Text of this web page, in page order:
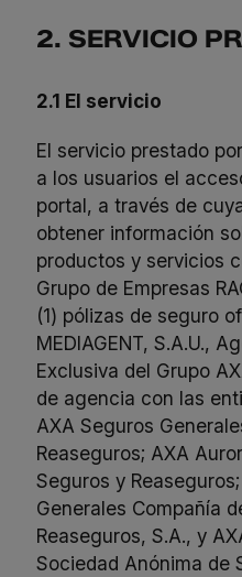
2. SERVICIO
2.1 El servicio
El servicio prestado
a los usuarios el
portal, a través de
obtener información
productos y servicios
Grupo de Empresas
(1) pólizas de seguro
MEDIAGENT, S.A.U.,
Exclusiva del Grupo
de agencia con las
AXA Seguros
Reaseguros; AXA
Seguros y
Generales Compañía
Reaseguros, S.A., y
Sociedad Anónima de